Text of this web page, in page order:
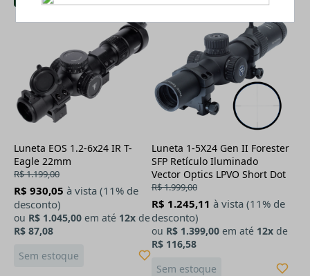
Luneta EOS 1.2-6x24 IR T-
Eagle 22mm
R$ 1.199,00
R$ 930,05 à vista (11% de
desconto)
ou R$ 1.045,00 em até 12x de
R$ 87,08
Sem estoque
Luneta 1-5X24 Gen II Forester
SFP Retículo Iluminado
Vector Optics LPVO Short Dot
R$ 1.999,00
R$ 1.245,11 à vista (11% de
desconto)
ou R$ 1.399,00 em até 12x de
R$ 116,58
Sem estoque